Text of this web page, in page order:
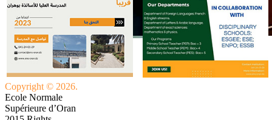
Copyright © 2026.
Ecole Normale
Supérieure d’Oran